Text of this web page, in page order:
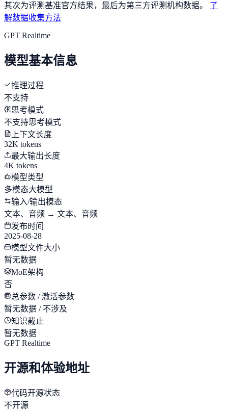
其次为评测基准官方结果，最后为第三方评测机构数据。
了
解数据收集方法
GPT Realtime
模型基本信息
推理过程
不支持
思考模式
不支持思考模式
上下文长度
32K tokens
最大输出长度
4K tokens
模型类型
多模态大模型
输入/输出模态
文本、音频 → 文本、音频
发布时间
2025-08-28
模型文件大小
暂无数据
MoE架构
否
总参数 / 激活参数
暂无数据 / 不涉及
知识截止
暂无数据
GPT Realtime
开源和体验地址
代码开源状态
不开源